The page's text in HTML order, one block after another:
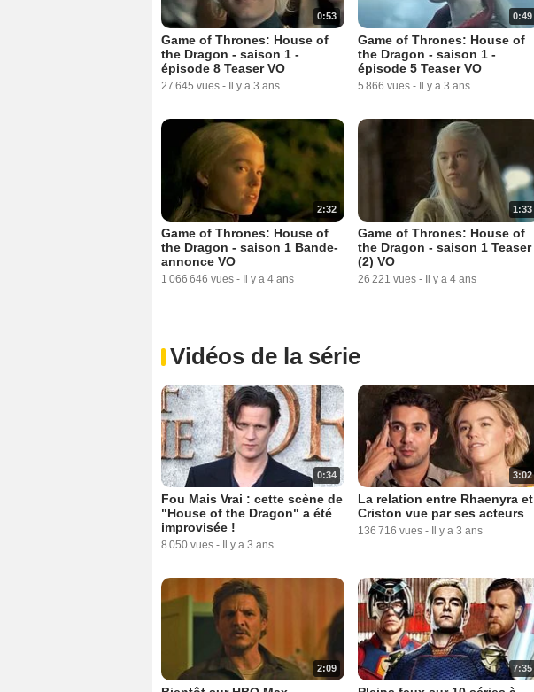
0:53
Game of Thrones: House of
the Dragon - saison 1 -
épisode 8 Teaser VO
27 645 vues - Il y a 3 ans
0:49
Game of Thrones: House of
the Dragon - saison 1 -
épisode 5 Teaser VO
5 866 vues - Il y a 3 ans
2:32
Game of Thrones: House of
the Dragon - saison 1 Bande-
annonce VO
1 066 646 vues - Il y a 4 ans
1:33
Game of Thrones: House of
the Dragon - saison 1 Teaser
(2) VO
26 221 vues - Il y a 4 ans
Vidéos de la série
0:34
Fou Mais Vrai : cette scène de
"House of the Dragon" a été
improvisée !
8 050 vues - Il y a 3 ans
3:02
La relation entre Rhaenyra et
Criston vue par ses acteurs
136 716 vues - Il y a 3 ans
2:09 7:35